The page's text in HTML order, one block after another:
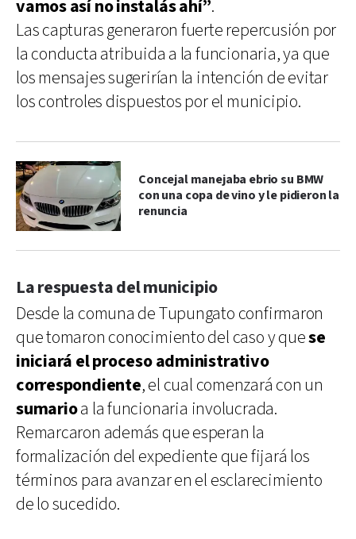
vamos así no instalás ahí”.
Las capturas generaron fuerte repercusión por
la conducta atribuida a la funcionaria, ya que
los mensajes sugerirían la intención de evitar
los controles dispuestos por el municipio.
Concejal manejaba ebrio su BMW
con una copa de vino y le pidieron la
renuncia
La respuesta del municipio
Desde la comuna de Tupungato confirmaron
que tomaron conocimiento del caso y quese
iniciará el proceso administrativo
correspondiente, el cual comenzará con un
sumarioa la funcionaria involucrada.
Remarcaron además que esperan la
formalización del expediente que fijará los
términos para avanzar en el esclarecimiento
de lo sucedido.